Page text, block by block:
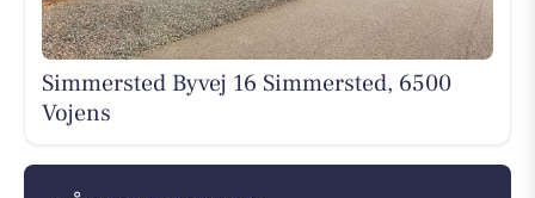
Simmersted Byvej 16 Simmersted, 6500
Vojens